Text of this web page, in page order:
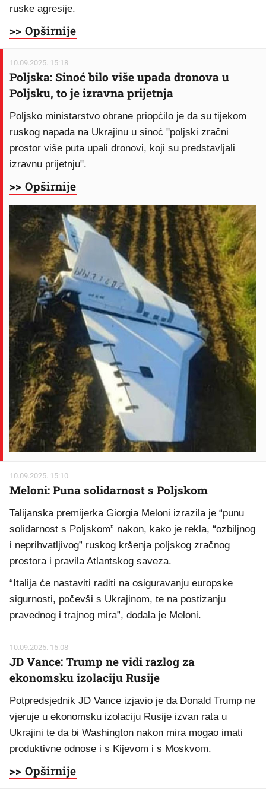
ruske agresije.
>> Opširnije
10.09.2025. 15:18
Poljska: Sinoć bilo više upada dronova u
Poljsku, to je izravna prijetnja
Poljsko ministarstvo obrane priopćilo je da su tijekom
ruskog napada na Ukrajinu u sinoć "poljski zračni
prostor više puta upali dronovi, koji su predstavljali
izravnu prijetnju".
>> Opširnije
10.09.2025. 15:10
Meloni: Puna solidarnost s Poljskom
Talijanska premijerka Giorgia Meloni izrazila je “punu
solidarnost s Poljskom” nakon, kako je rekla, “ozbiljnog
i neprihvatljivog” ruskog kršenja poljskog zračnog
prostora i pravila Atlantskog saveza.
“Italija će nastaviti raditi na osiguravanju europske
sigurnosti, počevši s Ukrajinom, te na postizanju
pravednog i trajnog mira”, dodala je Meloni.
10.09.2025. 15:08
JD Vance: Trump ne vidi razlog za
ekonomsku izolaciju Rusije
Potpredsjednik JD Vance izjavio je da Donald Trump ne
vjeruje u ekonomsku izolaciju Rusije izvan rata u
Ukrajini te da bi Washington nakon mira mogao imati
produktivne odnose i s Kijevom i s Moskvom.
>> Opširnije